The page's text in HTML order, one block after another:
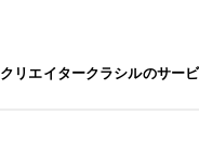
クリエイタークラシルのサー